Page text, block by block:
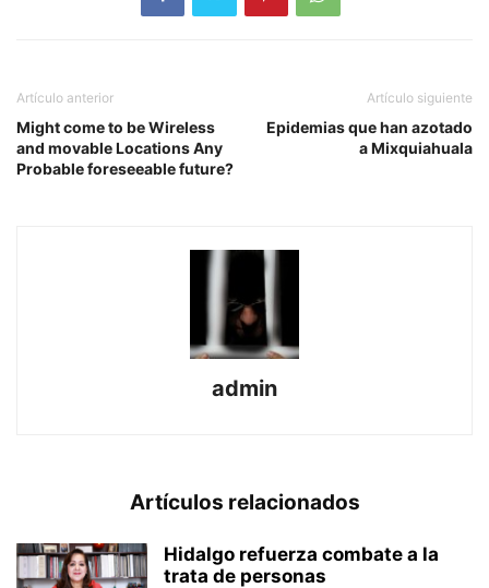
Artículo anterior
Might come to be Wireless
and movable Locations Any
Probable foreseeable future?
Artículo siguiente
Epidemias que han azotado
a Mixquiahuala
admin
Artículos relacionados
Hidalgo refuerza combate a la
trata de personas